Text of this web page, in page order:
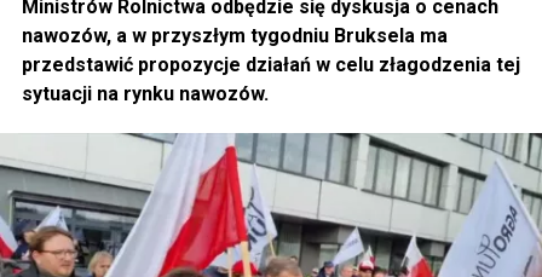
Ministrów Rolnictwa odbędzie się dyskusja o cenach
nawozów, a w przyszłym tygodniu Bruksela ma
przedstawić propozycje działań w celu złagodzenia tej
sytuacji na rynku nawozów.